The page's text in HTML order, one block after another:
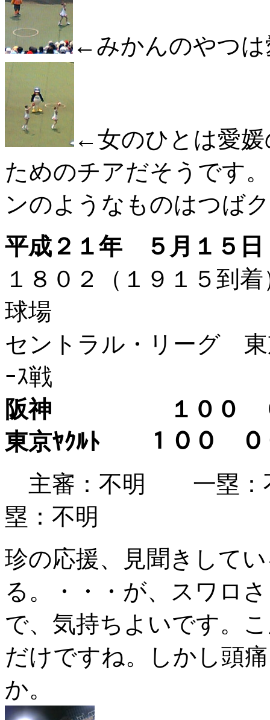
←みかんのやつは
←女のひとは愛
ためのチアだそうです
ンのようなものはつば
平成２１年 ５月１５日
１８０２（１９１５
球場
セントラル・リーグ 東
ｰｽ戦
阪神 １００
東京ﾔｸﾙﾄ １００
主審：不明 一塁
塁：不明
珍の応援、見聞きして
る。・・・が、スワロ
で、気持ちよいです。
だけですね。しかし頭
か。